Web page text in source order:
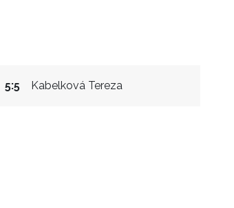
Kabelková Tereza
5:5